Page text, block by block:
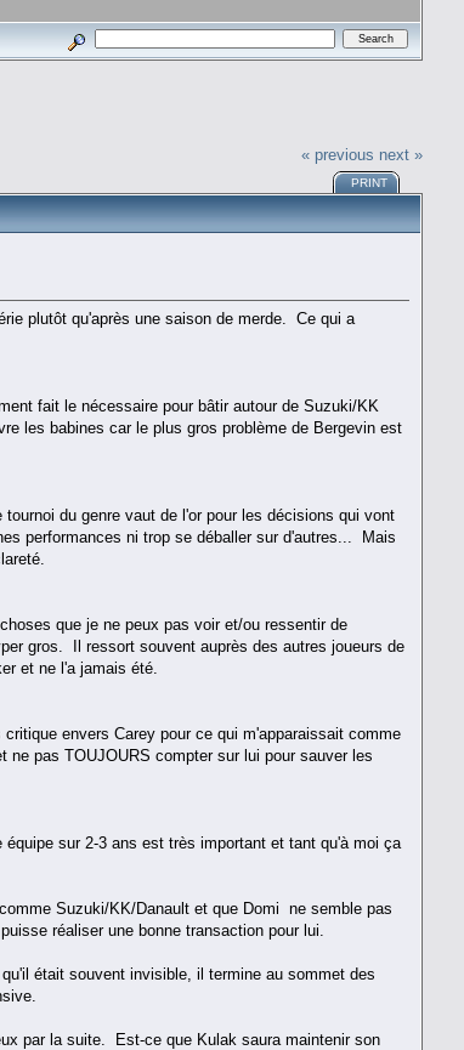
« previous next »
PRINT
plutôt qu'après une saison de merde. Ce qui a
fait le nécessaire pour bâtir autour de Suzuki/KK
les babines car le plus gros problème de Bergevin est
du genre vaut de l'or pour les décisions qui vont
performances ni trop se déballer sur d'autres... Mais
que je ne peux pas voir et/ou ressentir de
gros. Il ressort souvent auprès des autres joueurs de
et ne l'a jamais été.
envers Carey pour ce qui m'apparaissait comme
pas TOUJOURS compter sur lui pour sauver les
sur 2-3 ans est très important et tant qu'à moi ça
Suzuki/KK/Danault et que Domi ne semble pas
réaliser une bonne transaction pour lui.
était souvent invisible, il termine au sommet des
par la suite. Est-ce que Kulak saura maintenir son